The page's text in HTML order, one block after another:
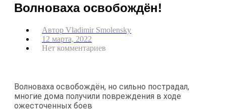
Волноваха освобождён!
Автор Vladimir Smolensky
12 марта, 2022
Нет комментариев
Волноваха освобождён, но сильно пострадал,
многие дома получили повреждения в ходе
ожесточенных боев